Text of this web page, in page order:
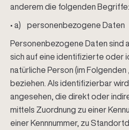
anderem die folgenden Begriffe:
• a) personenbezogene Daten
Personenbezogene Daten sind
sich auf eine identifizierte oder
natürliche Person (im
beziehen. Als identifizierbar
angesehen, die direkt oder
mittels Zuordnung zu einer
einer Kennnummer, zu